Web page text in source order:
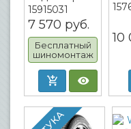
15915031
7 570 руб.
Бесплатный
шиномонтаж
10